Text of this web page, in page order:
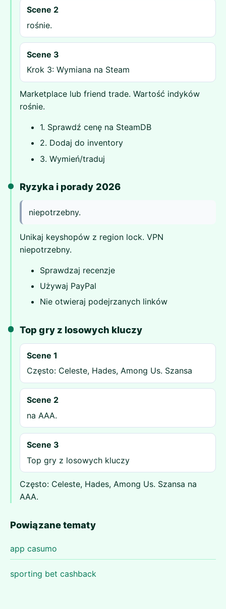
Scene 2
rośnie.
Scene 3
Krok 3: Wymiana na Steam
Marketplace lub friend trade. Wartość indyków
rośnie.
1. Sprawdź cenę na SteamDB
2. Dodaj do inventory
3. Wymień/traduj
Ryzyka i porady 2026
niepotrzebny.
Unikaj keyshopów z region lock. VPN
niepotrzebny.
Sprawdzaj recenzje
Używaj PayPal
Nie otwieraj podejrzanych linków
Top gry z losowych kluczy
Scene 1
Często: Celeste, Hades, Among Us. Szansa
Scene 2
na AAA.
Scene 3
Top gry z losowych kluczy
Często: Celeste, Hades, Among Us. Szansa na
AAA.
Powiązane tematy
app casumo
sporting bet cashback